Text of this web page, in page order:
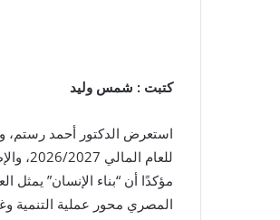
كتبت : شمس وليد
استعرض الدكتور أحمد رستم،
مؤكدًا أن “بناء الإنسان”
المصري محور عملية التنمية